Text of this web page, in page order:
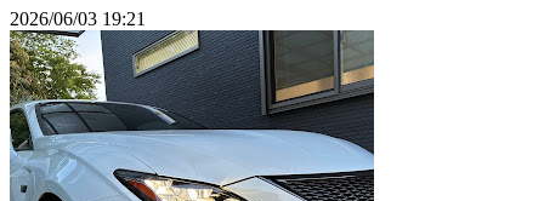
2026/06/03 19:21